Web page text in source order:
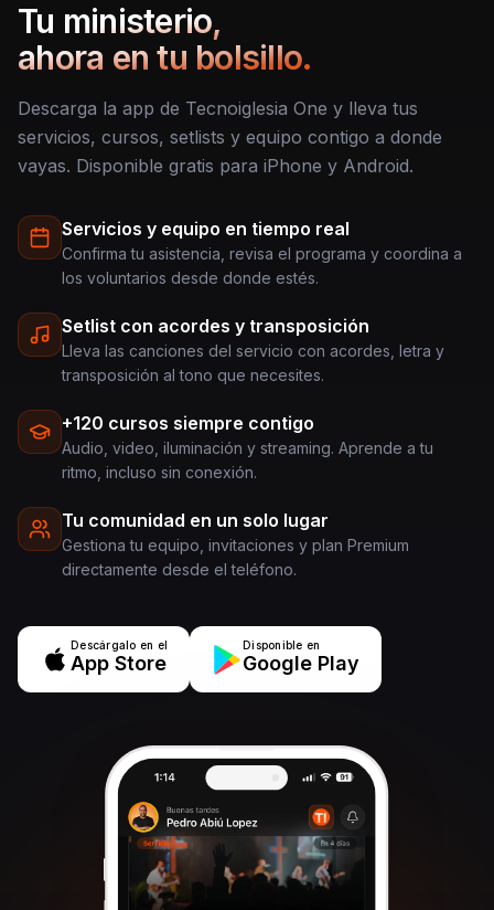
Tu ministerio,
ahora en tu bolsillo.
Descarga la app de Tecnoiglesia One y lleva tus
servicios, cursos, setlists y equipo contigo a donde
vayas. Disponible gratis para iPhone y Android.
Servicios y equipo en tiempo real
Confirma tu asistencia, revisa el programa y coordina a
los voluntarios desde donde estés.
Setlist con acordes y transposición
Lleva las canciones del servicio con acordes, letra y
transposición al tono que necesites.
+120 cursos siempre contigo
Audio, video, iluminación y streaming. Aprende a tu
ritmo, incluso sin conexión.
Tu comunidad en un solo lugar
Gestiona tu equipo, invitaciones y plan Premium
directamente desde el teléfono.
Descárgalo en el
App Store
Disponible en
Google Play